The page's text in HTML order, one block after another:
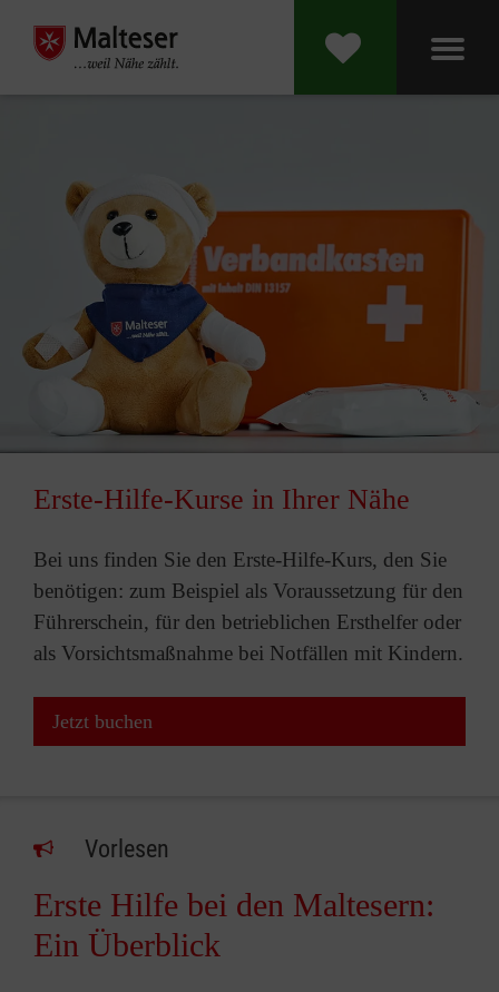
Erste-Hilfe-Kurse in Ihrer Nähe
Bei uns finden Sie den Erste-Hilfe-Kurs, den Sie
benötigen: zum Beispiel als Voraussetzung für den
Führerschein, für den betrieblichen Ersthelfer oder
als Vorsichtsmaßnahme bei Notfällen mit Kindern.
Jetzt buchen
Vorlesen
Erste Hilfe bei den Maltesern:
Ein Überblick